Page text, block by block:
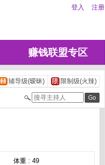
登入 注册
赚钱联盟专区
辅导级(暧昧) 限制级(火辣)
体重 : 49